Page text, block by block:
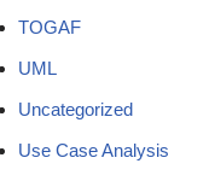
TOGAF
UML
Uncategorized
Use Case Analysis